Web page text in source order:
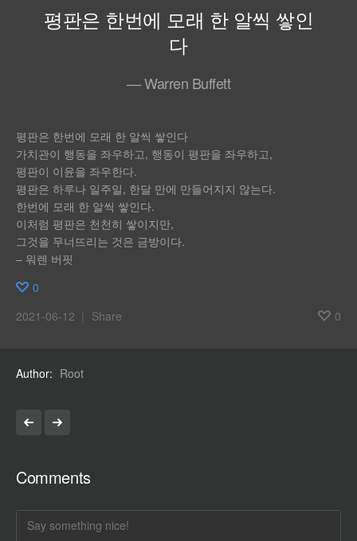
평판은 한번에 모래 한 알씩 쌓인
다
— Warren Buffett
평판은 한번에 모래 한 알씩 쌓인다
가치관이 행동을 좌우하고, 행동이 평판을 좌우하고,
평판이 이윤을 좌우한다.
평판은 하루나 일주일, 한달 만에 만들어지지 않는다.
한번에 모래 한 알씩 쌓인다.
이처럼 평판은 천천히 쌓이지만,
그것을 무너뜨리는 것은 금방이다.
– 워렌 버핏
0
2021-06-12
Share 0
Author Root
Comments